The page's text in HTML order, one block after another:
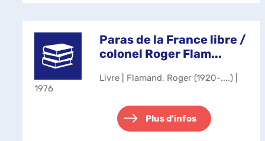
Paras de la France libre /
colonel Roger Flam...
Livre | Flamand, Roger (1920-....) |
1976
Plus d'infos